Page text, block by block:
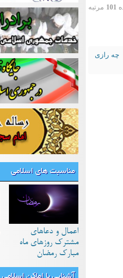
101 مرتبه
چه رازی
مناسبت های اسلامی
اعمال و دعاهای
مشترک روزهای ماه
مبارک رمضان